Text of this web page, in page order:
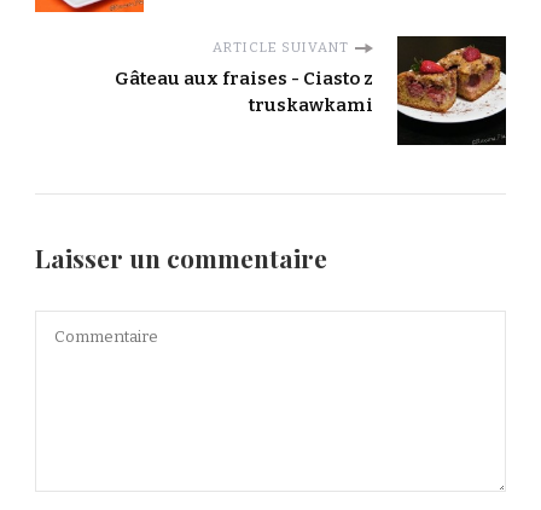
ARTICLE SUIVANT
Gâteau aux fraises - Ciasto z
truskawkami
Laisser un commentaire